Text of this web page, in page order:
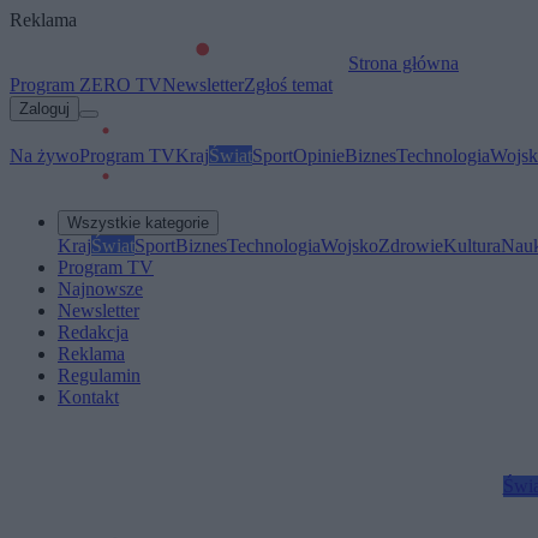
Reklama
Strona główna
Program ZERO TVNewsletterZgłoś temat
Zaloguj
Na żywoProgram TVKrajŚwiatSportOpinieBiznesTechnologia
Wszystkie kategorie
KrajŚwiatSportBiznesTechnologiaWojskoZdrowieKultura
Program TV
Najnowsze
Newsletter
Redakcja
Reklama
Regulamin
Kontakt